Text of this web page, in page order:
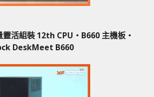
靈活組裝 12th CPU‧B660 主機板‧
DeskMeet B660